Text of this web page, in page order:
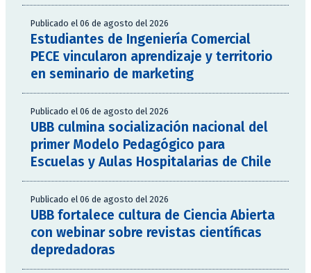
Publicado el 06 de agosto del 2026
Estudiantes de Ingeniería Comercial
PECE vincularon aprendizaje y territorio
en seminario de marketing
Publicado el 06 de agosto del 2026
UBB culmina socialización nacional del
primer Modelo Pedagógico para
Escuelas y Aulas Hospitalarias de Chile
Publicado el 06 de agosto del 2026
UBB fortalece cultura de Ciencia Abierta
con webinar sobre revistas científicas
depredadoras